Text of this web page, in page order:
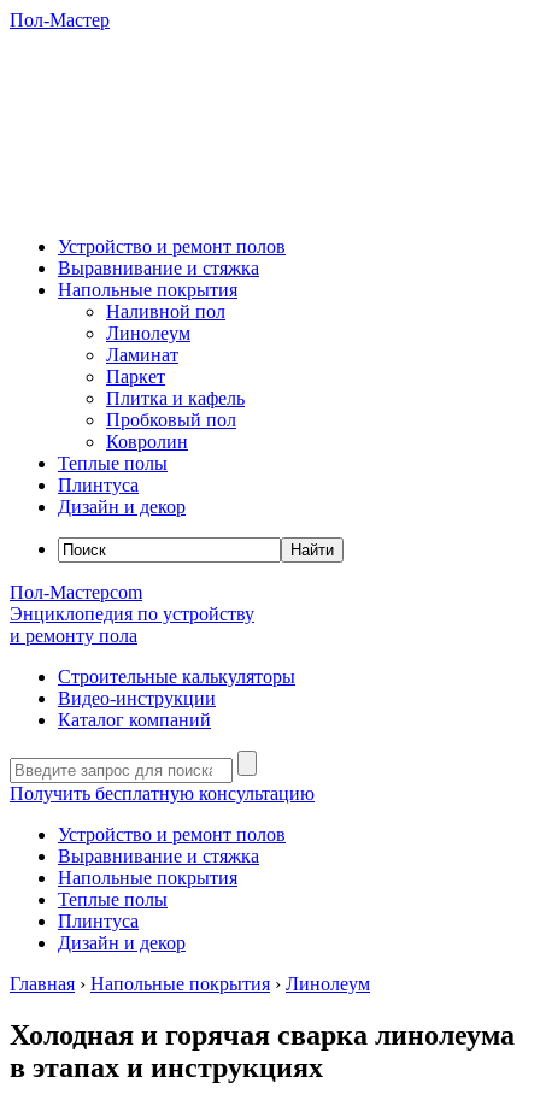
Пол-Мастер
Устройство и ремонт полов
Выравнивание и стяжка
Напольные покрытия
Наливной пол
Линолеум
Ламинат
Паркет
Плитка и кафель
Пробковый пол
Ковролин
Теплые полы
Плинтуса
Дизайн и декор
Пол-Мастерcom
Энциклопедия по устройству
и ремонту пола
Строительные калькуляторы
Видео-инструкции
Каталог компаний
Получить бесплатную консультацию
Устройство и ремонт полов
Выравнивание и стяжка
Напольные покрытия
Теплые полы
Плинтуса
Дизайн и декор
Главная › Напольные покрытия › Линолеум
Холодная и горячая сварка линолеума
в этапах и инструкциях